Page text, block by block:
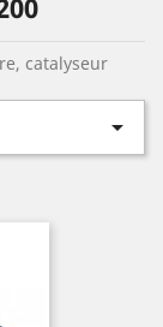
catalyseur
